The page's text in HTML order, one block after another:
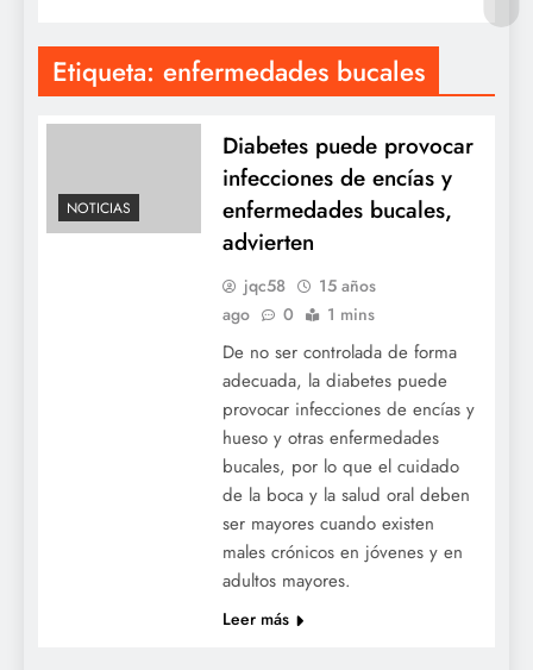
Etiqueta: enfermedades bucales
NOTICIAS
Diabetes puede provocar
infecciones de encías y
enfermedades bucales,
advierten
jqc58
15 años
ago
0 1 mins
De no ser controlada de forma
adecuada, la diabetes puede
provocar infecciones de encías y
hueso y otras enfermedades
bucales, por lo que el cuidado
de la boca y la salud oral deben
ser mayores cuando existen
males crónicos en jóvenes y en
adultos mayores.
Leer más